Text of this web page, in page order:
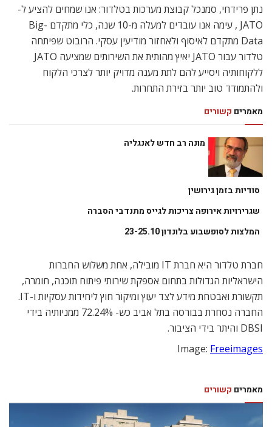
נתן פרידחי, סמנכל קבוצת מערכות בטלדור: אנו שמחים להציע ל-
JATO , עימה אנו עובדים למעלה מ-10 שנה, כלי מתקדם Big-
Data מתקדם לאיסוף ולאחזור מודיעין עסקי. הרובוט שפיתחה
טלדור עבור JATO יאיץ מהותית את השירותים שמציעה JATO
ללקוחותיה ויסייע להם לתת מענה מדויק יותר לצרכי הלקוח
ולהתמודד טוב יותר בזירת התחרות.
מאמרים קשורים
מונה רב חדש לאנגליה
סודיות בזמן גירושין
שגרירויות אירופה צריכות לגייס מתנדבי הסברה
המלצות לסופשבוע בלונדון 23-25.10
חברת טלדור היא חברת IT מובילה, אחת משלוש החברות
הישראליות הגדולות בתחום אספקת שירותי פיתוח תוכנה, חומרה,
תקשורת ואבטחת מידע לצד יעוץ ומיקור חוץ ליחידות עסקיות ו-IT.
החברה נסחרת בבורסה בתל אביב כש- 72.24% ממניותיה בידי
DBSI והיתר בידי הציבור.
Image: Freeimages
מאמרים קשורים